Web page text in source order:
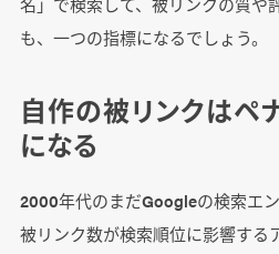
も、一つの指標になるでしょう。
自作の被リンクはペ
になる
2000年代のまだGoogleの検索エ
被リンク数が検索順位に影響する